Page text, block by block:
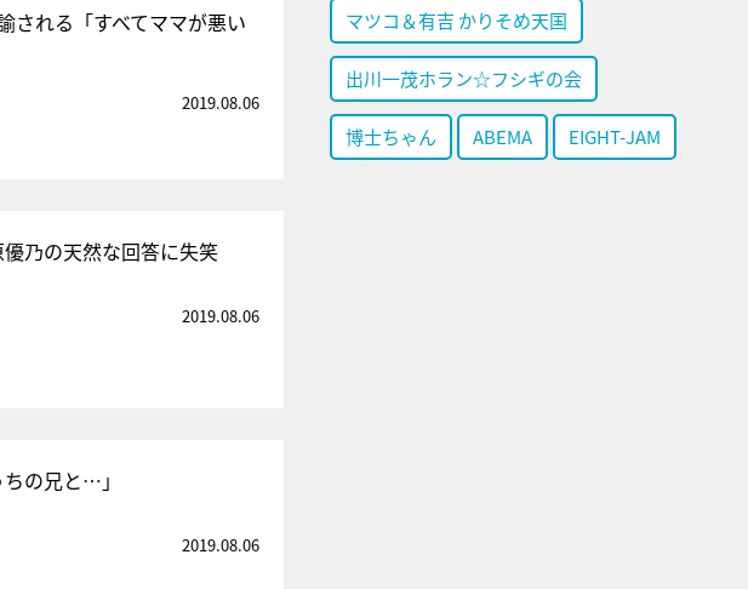
される「すべてママが悪い
2019.08.06
乃の天然な回答に失笑
2019.08.06
の兄と…」
2019.08.06
マツコ＆有吉 かりそめ天国
出川一茂ホラン☆フシギの会
博士ちゃん ABEMA EIGHT-JAM